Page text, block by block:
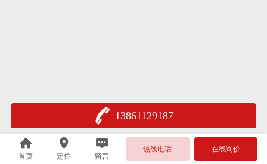
13861129187
首页 定位 留言
热线电话 在线询价